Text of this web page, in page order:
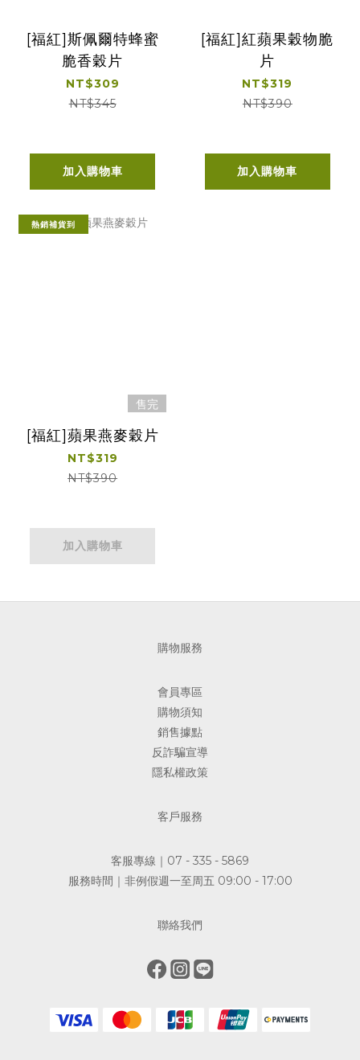
[福紅]斯佩爾特蜂蜜
脆香穀片
NT$309
NT$345
加入購物車
[福紅]紅蘋果穀物脆
片
NT$319
NT$390
加入購物車
熱銷補貨到
售完
[福紅]蘋果燕麥穀片
NT$319
NT$390
加入購物車
購物服務
會員專區
購物須知
銷售據點
反詐騙宣導
隱私權政策
客戶服務
客服專線｜07 - 335 - 5869
服務時間｜非例假週一至周五 09:00 - 17:00
聯絡我們